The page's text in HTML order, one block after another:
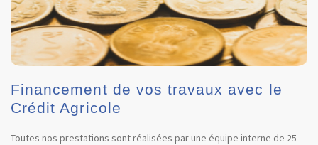
Financement de vos travaux avec le
Crédit Agricole
Toutes nos prestations sont réalisées par une équipe interne de 25